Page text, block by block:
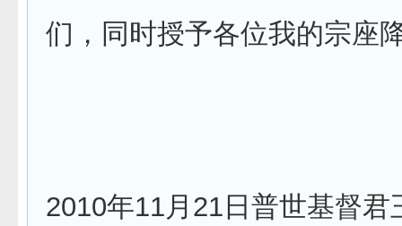
们，同时授予各位我的宗座
2010年11月21日普世基督君